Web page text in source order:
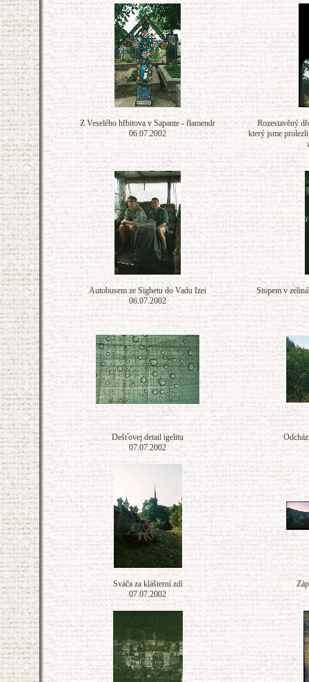
Z Veselého hřbitova v Sapante - flamendr
06.07.2002
Rozestavěný
který jsme
Autobusem ze Sighetu do Vadu Izei
06.07.2002
Stopem v
Dešťovej detail igelitu
07.07.2002
Sváča za klášterní zdí
07.07.2002